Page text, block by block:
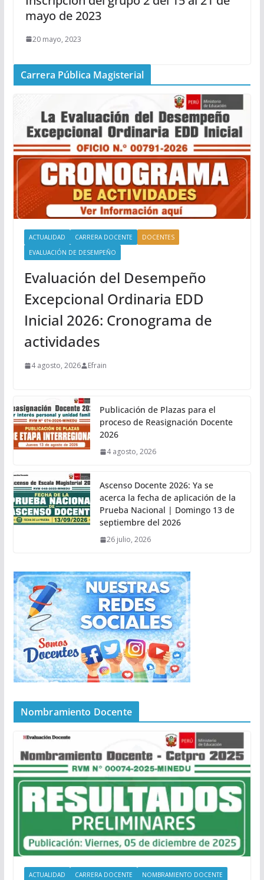
mayo de 2023
20 mayo, 2023
Carrera Pública Magisterial
ACTUALIDAD CARRERA DOCENTE
DOCENTES
EVALUACIÓN DE DESEMPEÑO
Evaluación del Desempeño
Excepcional Ordinaria EDD
Inicial 2026: Cronograma de
actividades
4 agosto, 2026 Efrain
Publicación de Plazas para el
proceso de Reasignación Docente
2026
4 agosto, 2026
Ascenso Docente 2026: Ya se
acerca la fecha de aplicación de la
Prueba Nacional | Domingo 13 de
septiembre del 2026
26 julio, 2026
Nombramiento Docente
ACTUALIDAD CARRERA DOCENTE NOMBRAMIENTO DOCENTE